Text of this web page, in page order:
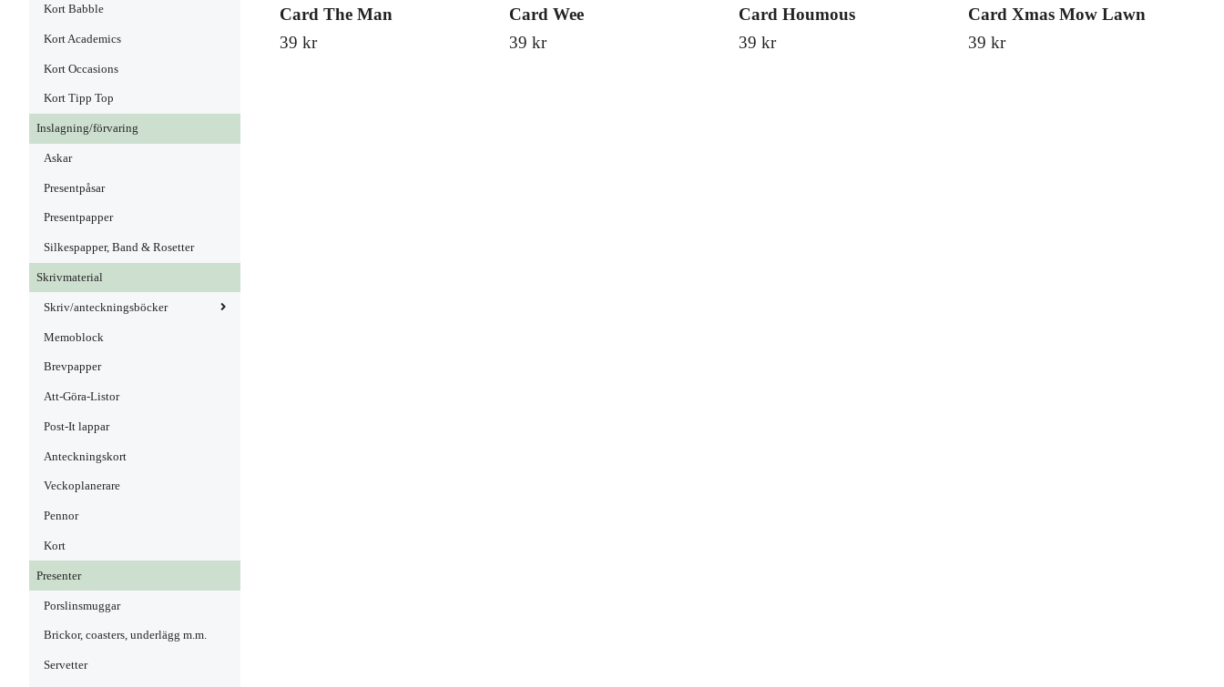
Kort Babble
Kort Academics
Kort Occasions
Kort Tipp Top
Inslagning/förvaring
Askar
Presentpåsar
Presentpapper
Silkespapper, Band & Rosetter
Skrivmaterial
Skriv/anteckningsböcker
Memoblock
Brevpapper
Att-Göra-Listor
Post-It lappar
Anteckningskort
Veckoplanerare
Pennor
Kort
Presenter
Porslinsmuggar
Brickor, coasters, underlägg m.m.
Servetter
Card The Man
39 kr
Card Wee
39 kr
Card Houmous
39 kr
Card Xmas Mow Lawn
39 kr